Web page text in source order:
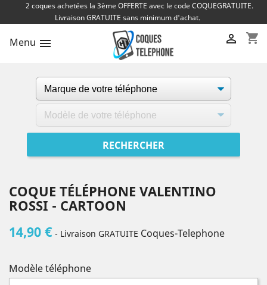
2 coques achetées la 3ème OFFERTE avec le code COQUEGRATUITE.
Livraison GRATUITE sans minimum d'achat.
Menu  shopping_cart

COQUE TÉLÉPHONE VALENTINO
ROSSI - CARTOON
14,90 € - Livraison GRATUITE Coques-Telephone
Modèle téléphone